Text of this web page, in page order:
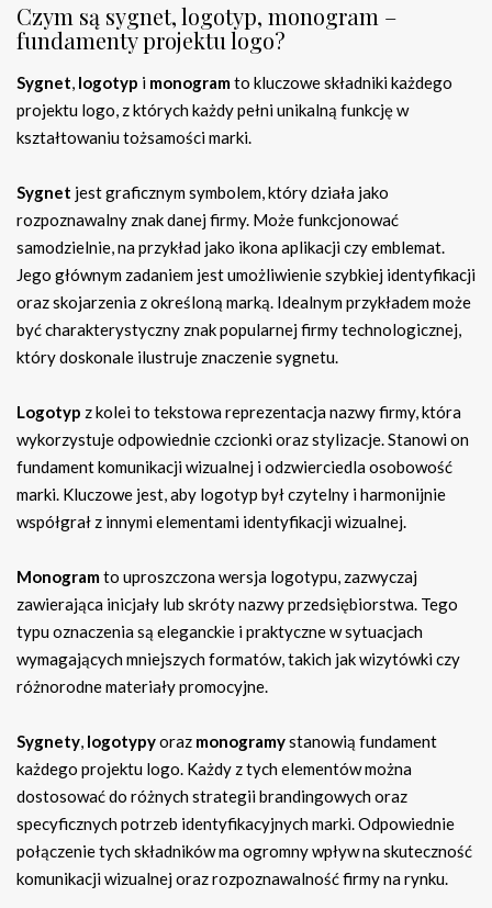
Czym są sygnet, logotyp, monogram –
fundamenty projektu logo?
Sygnet, logotyp i monogramto kluczowe składniki każdego
projektu logo, z których każdy pełni unikalną funkcję w
kształtowaniu tożsamości marki.
Sygnet jest graficznym symbolem, który działa jako
rozpoznawalny znak danej firmy. Może funkcjonować
samodzielnie, na przykład jako ikona aplikacji czy emblemat.
Jego głównym zadaniem jest umożliwienie szybkiej identyfikacji
oraz skojarzenia z określoną marką. Idealnym przykładem może
być charakterystyczny znak popularnej firmy technologicznej,
który doskonale ilustruje znaczenie sygnetu.
Logotyp z kolei to tekstowa reprezentacja nazwy firmy, która
wykorzystuje odpowiednie czcionki oraz stylizacje. Stanowi on
fundament komunikacji wizualnej i odzwierciedla osobowość
marki. Kluczowe jest, aby logotyp był czytelny i harmonijnie
współgrał z innymi elementami identyfikacji wizualnej.
Monogramto uproszczona wersja logotypu, zazwyczaj
zawierająca inicjały lub skróty nazwy przedsiębiorstwa. Tego
typu oznaczenia są eleganckie i praktyczne w sytuacjach
wymagających mniejszych formatów, takich jak wizytówki czy
różnorodne materiały promocyjne.
Sygnety, logotypyoraz monogramystanowią fundament
każdego projektu logo. Każdy z tych elementów można
dostosować do różnych strategii brandingowych oraz
specyficznych potrzeb identyfikacyjnych marki. Odpowiednie
połączenie tych składników ma ogromny wpływ na skuteczność
komunikacji wizualnej oraz rozpoznawalność firmy na rynku.